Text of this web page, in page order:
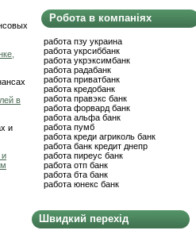
в
и
и
Робота в компаніях
работа пзу украина
работа укрсиббанк
работа укрэксимбанк
работа радабанк
работа приватбанк
работа кредобанк
работа правэкс банк
работа форвард банк
работа альфа банк
работа пумб
работа креди агриколь банк
работа банк кредит днепр
работа пиреус банк
работа отп банк
работа бта банк
работа юнекс банк
Швидкий перехід